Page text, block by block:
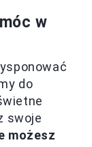
w
do
swoje
możesz